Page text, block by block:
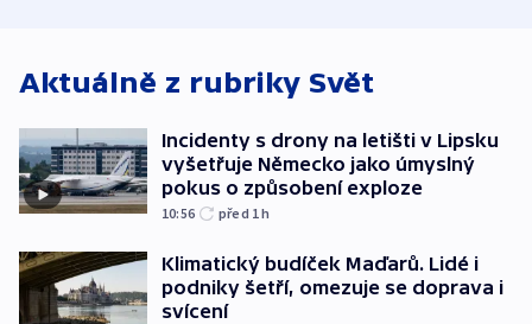
Aktuálně z rubriky Svět
Incidenty s drony na letišti v Lipsku
vyšetřuje Německo jako úmyslný
pokus o způsobení exploze
10:56 před 1h
Klimatický budíček Maďarů. Lidé i
podniky šetří, omezuje se doprava i
svícení